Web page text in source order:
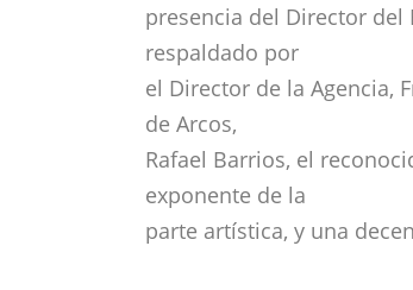
presencia del Director del
respaldado por
el Director de la Agencia,
de Arcos,
Rafael Barrios, el
exponente de la
parte artística, y una